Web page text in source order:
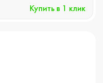
Купить в 1 клик